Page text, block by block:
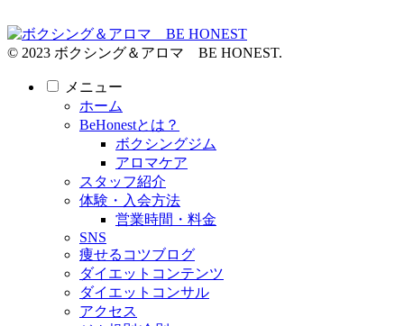
© 2023 ボクシング＆アロマ BE HONEST.
メニュー
ホーム
BeHonestとは？
ボクシングジム
アロマケア
スタッフ紹介
体験・入会方法
営業時間・料金
SNS
痩せるコツブログ
ダイエットコンテンツ
ダイエットコンサル
アクセス